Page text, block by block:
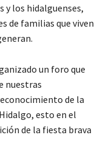
y los hidalguenses,
de familias que viven
un foro que
nuestras
de la
esto en el
de la fiesta brava